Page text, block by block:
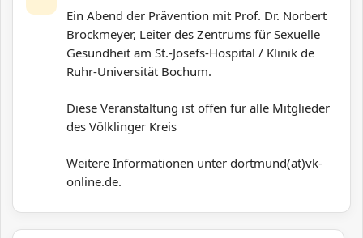
Ein Abend der Prävention mit Prof. Dr. Norbert
Brockmeyer, Leiter des Zentrums für Sexuelle
Gesundheit am St.-Josefs-Hospital / Klinik de
Ruhr-Universität Bochum.
Diese Veranstaltung ist offen für alle Mitglieder
des Völklinger Kreis
Weitere Informationen unter dortmund(at)vk-
online.de.